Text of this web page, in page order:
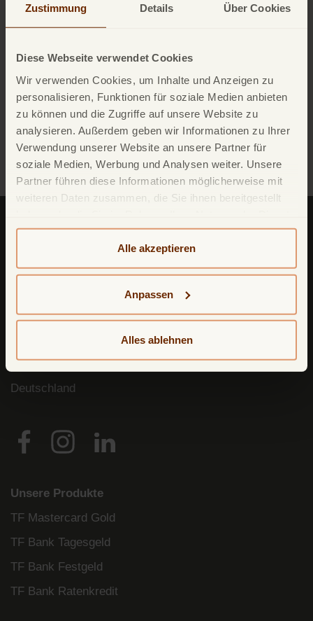
Zustimmung Details Über Cookies
Diese Webseite verwendet Cookies
Wir verwenden Cookies, um Inhalte und Anzeigen zu
personalisieren, Funktionen für soziale Medien anbieten
zu können und die Zugriffe auf unsere Website zu
analysieren. Außerdem geben wir Informationen zu Ihrer
Verwendung unserer Website an unsere Partner für
soziale Medien, Werbung und Analysen weiter. Unsere
Partner führen diese Informationen möglicherweise mit
weiteren Daten zusammen, die Sie ihnen bereitgestellt
gesammelt haben. Weitere detailliertere Informationen
finden Sie in unsererDatenschutzerklärung
Cookie-Policy. Das Impressum können Siehier
Alle akzeptieren
Anpassen
Alles ablehnen
Die TF Bank Mobile App
Gold auf einen Blick – egal wann, egal wo.
Zur Blogübersicht
TF Bank (ein zweiter Firmenname von
AvardaBankAB (publ)) reg. no. 556158-1041)
10832 Berlin
Deutschland
Unsere Produkte
TF Mastercard Gold
TF Bank Tagesgeld
TF Bank Festgeld
TF Bank Ratenkredit